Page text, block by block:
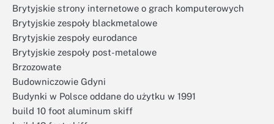
Brytyjskie strony internetowe o grach komputerowych
Brytyjskie zespoły blackmetalowe
Brytyjskie zespoły eurodance
Brytyjskie zespoły post-metalowe
Brzozowate
Budowniczowie Gdyni
Budynki w Polsce oddane do użytku w 1991
build 10 foot aluminum skiff